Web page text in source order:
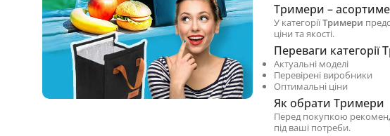
Тримери –
У категоріїТримери
ціни та якості.
Переваги категорії
Актуальні моделі
Перевірені виробники
Оптимальні ціни
Як обрати Тримери
Перед покупкою
під ваші потреби.